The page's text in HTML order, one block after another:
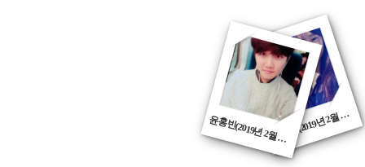
신
연
년
월석
켐
(2019
2 석
): 학